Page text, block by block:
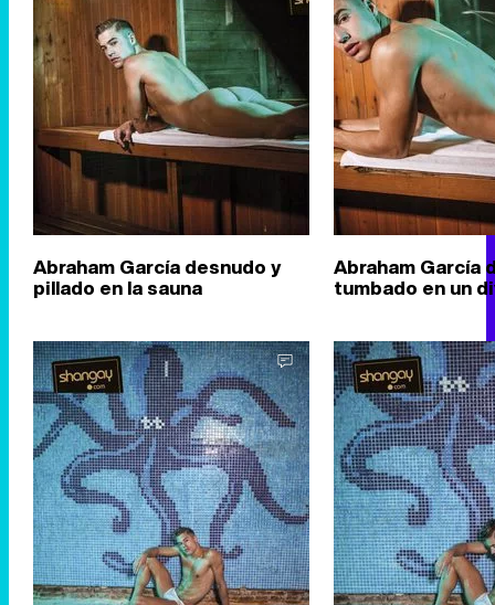
Abraham García desnudo y
pillado en la sauna
Abraham García
tumbado en un